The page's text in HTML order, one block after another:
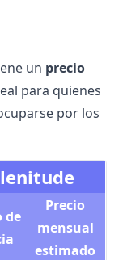
un precio
para quienes
por los
de
Precio
mensual
estimado